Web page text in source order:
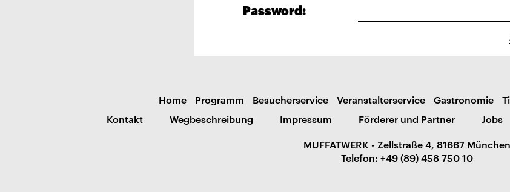
Password:
Home Programm Besucherservice Veranstalterservice Gastronomie
Kontakt
Wegbeschreibung Impressum Förderer und Partner Jobs
MUFFATWERK - Zellstraße 4, 81667 München
Telefon: +49 (89) 458 750 10